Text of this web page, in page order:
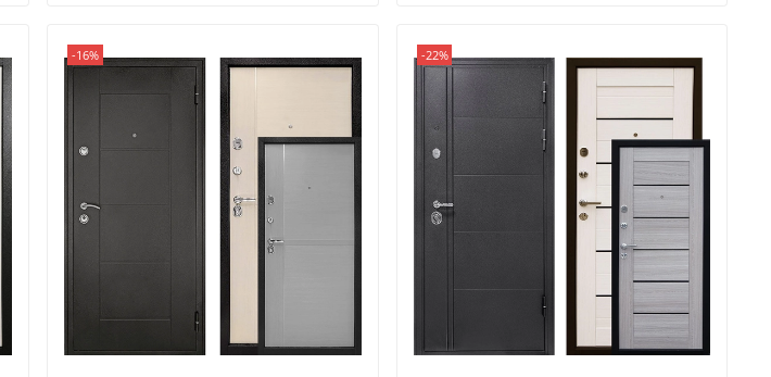
-16% -22%